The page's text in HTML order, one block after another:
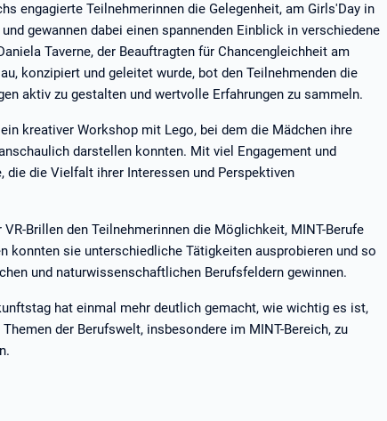
engagierte Teilnehmerinnen die Gelegenheit, am Girls'Day in
gewannen dabei einen spannenden Einblick in verschiedene
Taverne, der Beauftragten für Chancengleichheit am
konzipiert und geleitet wurde, bot den Teilnehmenden die
aktiv zu gestalten und wertvolle Erfahrungen zu sammeln.
kreativer Workshop mit Lego, bei dem die Mädchen ihre
darstellen konnten. Mit viel Engagement und
die die Vielfalt ihrer Interessen und Perspektiven
Brillen den Teilnehmerinnen die Möglichkeit, MINT-Berufe
konnten sie unterschiedliche Tätigkeiten ausprobieren und so
und naturwissenschaftlichen Berufsfeldern gewinnen.
hat einmal mehr deutlich gemacht, wie wichtig es ist,
der Berufswelt, insbesondere im MINT-Bereich, zu